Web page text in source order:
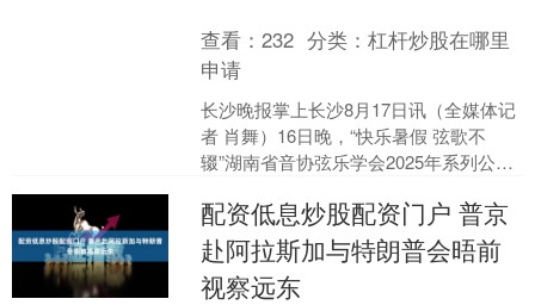
查看：232 分类：杠杆炒股在哪里
申请
长沙晚报掌上长沙8月17日讯（全媒体记
者 肖舞）16日晚，“快乐暑假 弦歌不
辍”湖南省音协弦乐学会2025年系列公益
乐会....
配资低息炒股配资门户 普京
赴阿拉斯加与特朗普会晤前
视察远东